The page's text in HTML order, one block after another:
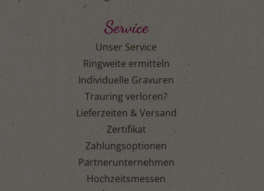
Service
Unser Service
Ringweite ermitteln
Individuelle Gravuren
Trauring verloren?
Lieferzeiten & Versand
Zertifikat
Zahlungsoptionen
Partnerunternehmen
Hochzeitsmessen